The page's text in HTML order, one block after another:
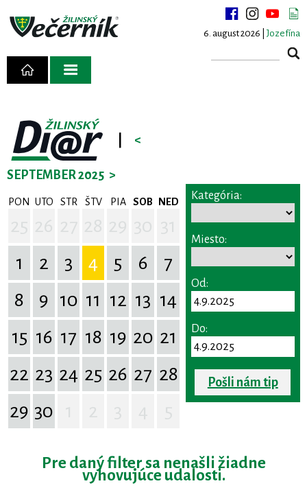
6. august 2026 | Jozefína
<
SEPTEMBER 2025 >
PON UTO STR ŠTV PIA SOB NED
1
2 3 4 5 6
7
8
9 10 11 12 13 14
15 16 17 18 19 20 21
22 23 24 25 26 27 28
29 30
Kategória:
Miesto:
Od:
Do:
Pošli nám tip
Pre daný filter sa nenašli žiadne
vyhovujúce udalosti.